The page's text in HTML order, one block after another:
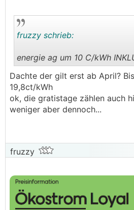
09/2024 9,26
also die <10 C/kWh exkl.
jetzt prakitsch nicht mehr.....
dank @TomF79 bin ich jetzt
C/kWh INKLUSIVE USt.
..
fruzzy schrieb:
energie ag um 10 C/kWh
Dachte der gilt erst ab April?
19,8ct/kWh
ok, die gratistage zählen auch
weniger aber dennoch...
fruzzy